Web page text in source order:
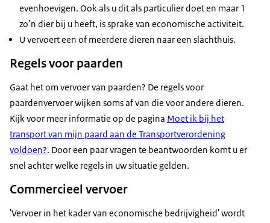
evenhoevigen. Ook als u dit als particulier doet en maar 1
zo’n dier bij u heeft, is sprake van economische activiteit.
U vervoert een of meerdere dieren naar een slachthuis.
Regels voor paarden
Gaat het om vervoer van paarden? De regels voor
paardenvervoer wijken soms af van die voor andere dieren.
Kijk voor meer informatie op de pagina Moet ik bij het
transport van mijn paard aan de Transportverordening
voldoen?. Door een paar vragen te beantwoorden komt u er
snel achter welke regels in uw situatie gelden.
Commercieel vervoer
'Vervoer in het kader van economische bedrijvigheid' wordt